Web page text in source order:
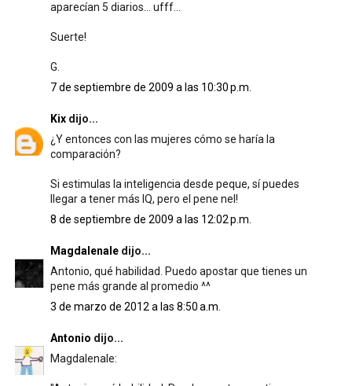
aparecían 5 diarios... ufff...
Suerte!
G.
7 de septiembre de 2009 a las 10:30 p.m.
Kixdijo...
¿Y entonces con las mujeres cómo se haría la
comparación?
Si estimulas la inteligencia desde peque, sí puedes
llegar a tener más IQ, pero el pene nel!
8 de septiembre de 2009 a las 12:02 p.m.
Magdalenaledijo...
Antonio, qué habilidad. Puedo apostar que tienes un
pene más grande al promedio ^^
3 de marzo de 2012 a las 8:50 a.m.
Antonio dijo...
Magdalenale: